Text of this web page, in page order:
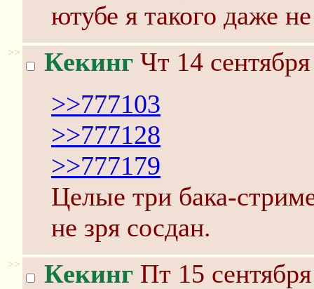
ютубе я такого даже
>> Кекинг Чт 14
>>777103
>>777128
>>777179
Целые три бака-
не зря сосдан.
>> Кекинг Пт 15